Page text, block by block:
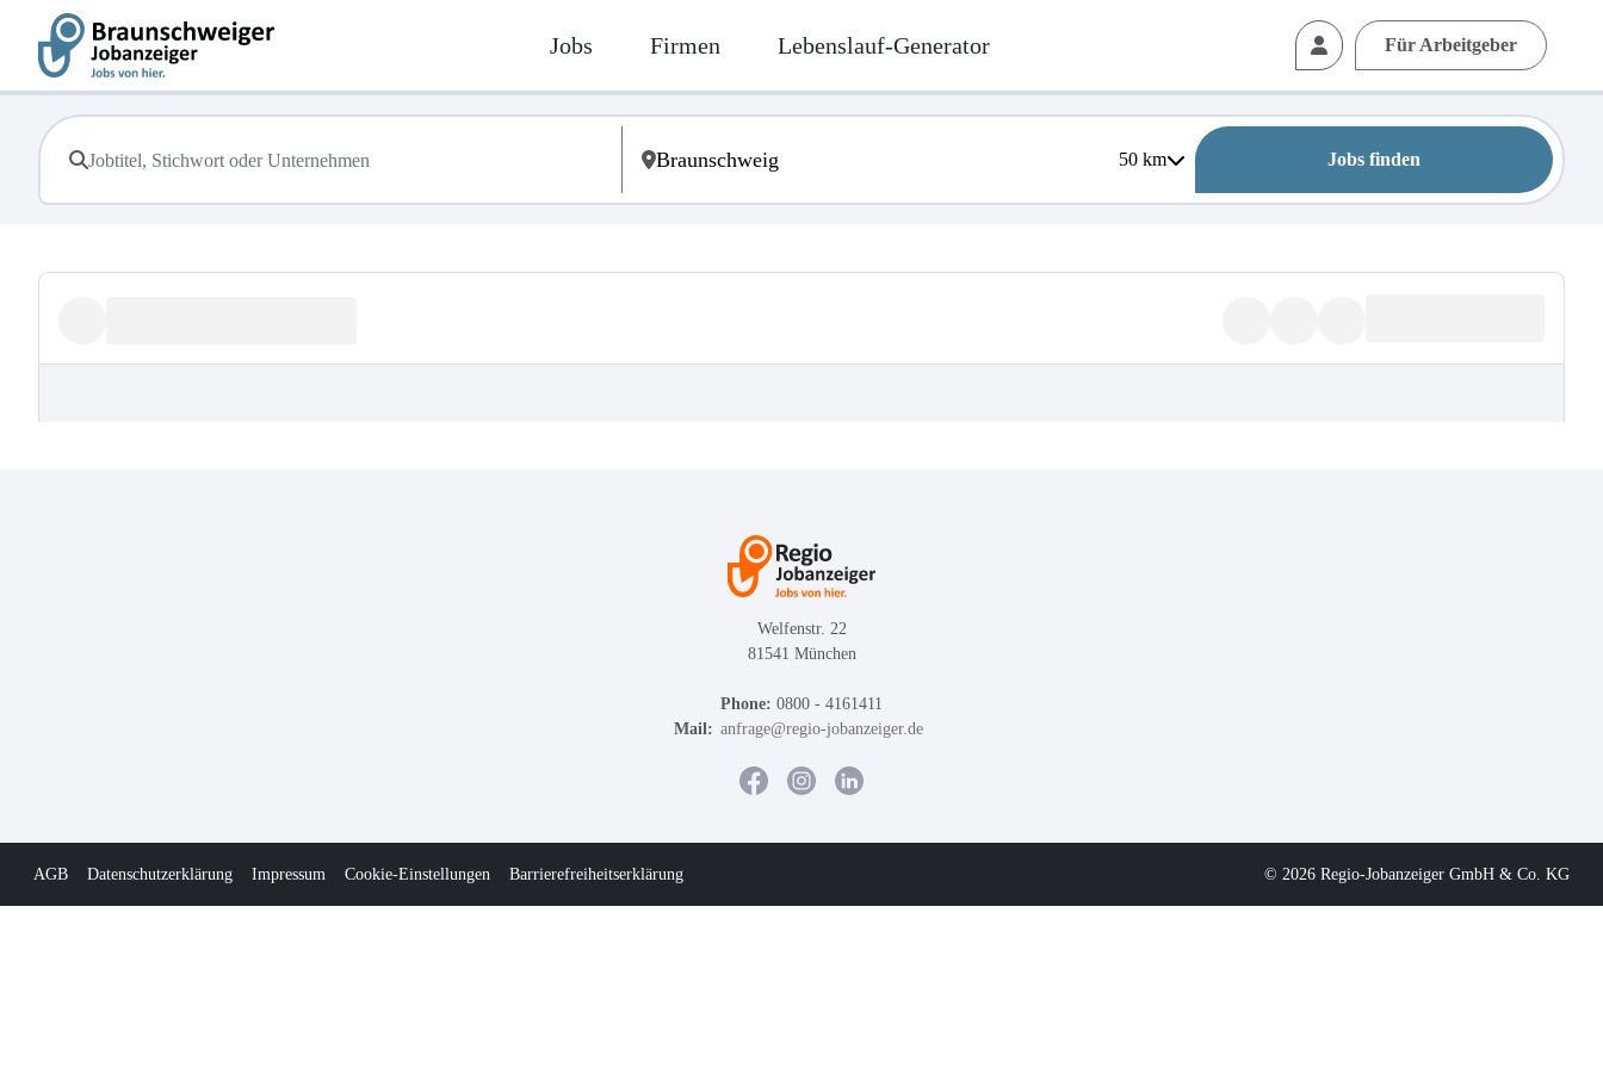
Jobs Firmen Lebenslauf-Generator Für Arbeitgeber
50km Jobs finden
Welfenstr. 22
81541 München
Phone: 0800 - 4161411
Mail: anfrage@regio-jobanzeiger.de
AGB Datenschutzerklärung Impressum Cookie-Einstellungen Barrierefreiheitserklärung © 2026 Regio-Jobanzeiger GmbH & Co. KG